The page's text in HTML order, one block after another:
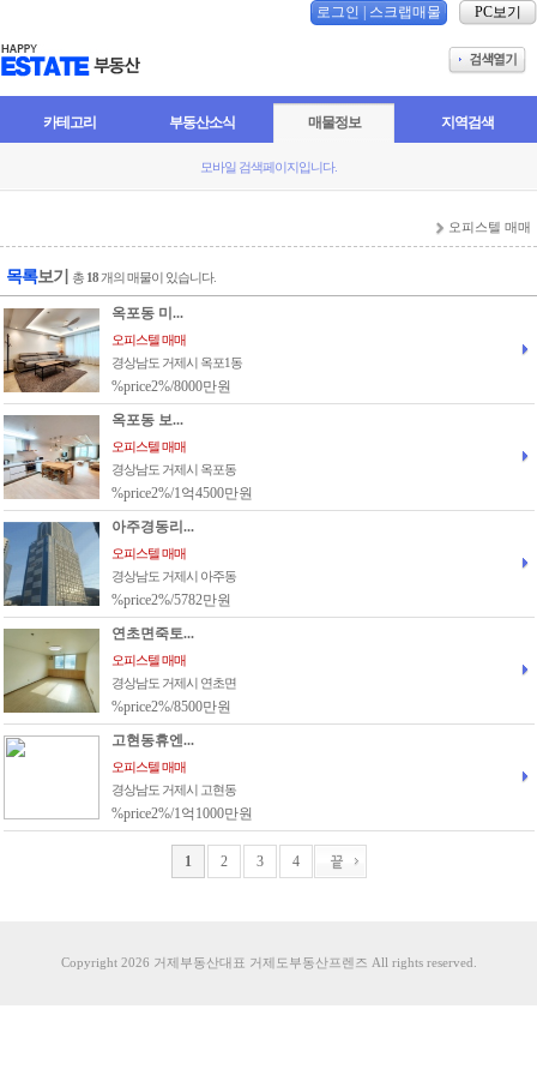
로그인 스크랩매물 PC보기
카테고리 부동산소식 매물정보 지역검색
모바일 검색페이지입니다.
오피스텔 매매
목록보기 총 18 개의 매물이 있습니다.
옥포동 미...
오피스텔 매매
경상남도 거제시 옥포1동
%price2%/8000만원
옥포동 보...
오피스텔 매매
경상남도 거제시 옥포동
%price2%/1억4500만원
아주경동리...
오피스텔 매매
경상남도 거제시 아주동
%price2%/5782만원
연초면죽토...
오피스텔 매매
경상남도 거제시 연초면
%price2%/8500만원
고현동휴엔...
오피스텔 매매
경상남도 거제시 고현동
%price2%/1억1000만원
1 2 3 4
Copyright 2026 거제부동산대표 거제도부동산프렌즈 All rights reserved.